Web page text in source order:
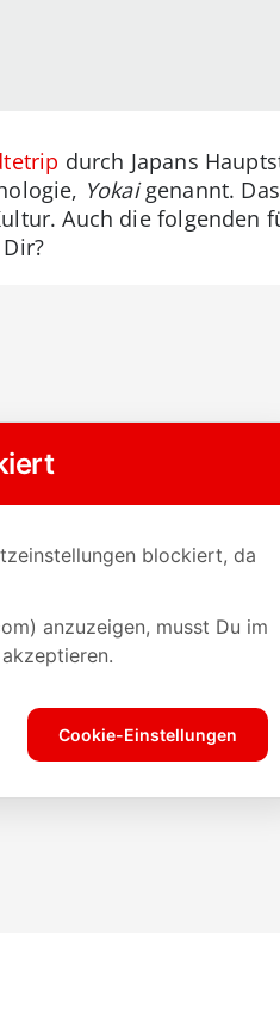
durch Japans
Yokaigenannt.
Auch die folgenden